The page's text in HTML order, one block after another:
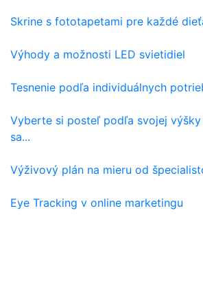
Skrine s fototapetami pre každé
Výhody a možnosti LED svietidiel
Tesnenie podľa individuálnych
Vyberte si posteľ podľa svojej výšky
sa...
Výživový plán na mieru od
Eye Tracking v online marketingu